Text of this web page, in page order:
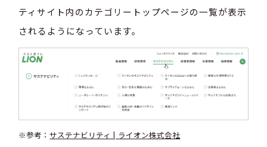
ティサイト内のカテゴリートップページの一覧が表示
されるようになっています。
※参考：サステナビリティ | ライオン株式会社